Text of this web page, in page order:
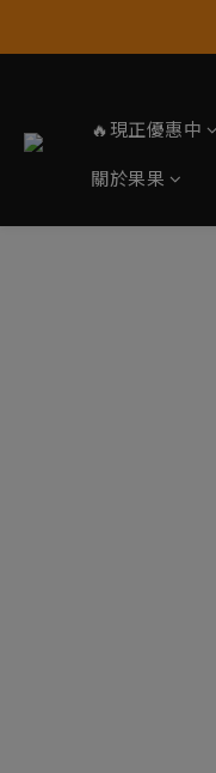
🔥現正優惠中
關於果果